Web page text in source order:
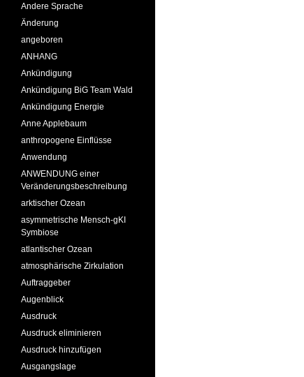
Andere Sprache
Änderung
angeboren
ANHANG
Ankündigung
Ankündigung BiG Team Wald
Ankündigung Energie
Anne Applebaum
anthropogene Einflüsse
Anwendung
ANWENDUNG einer
Veränderungsbeschreibung
arktischer Ozean
asymmetrische Mensch-gKI
Symbiose
atlantischer Ozean
atmosphärische Zirkulation
Auftraggeber
Augenblick
Ausdruck
Ausdruck eliminieren
Ausdruck hinzufügen
Ausgangslage